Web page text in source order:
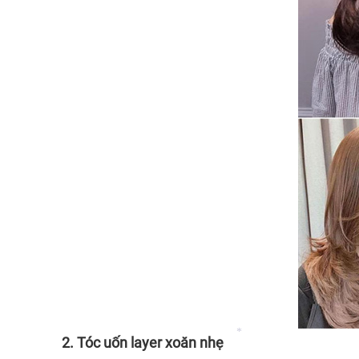
2. Tóc uốn layer xoăn nhẹ